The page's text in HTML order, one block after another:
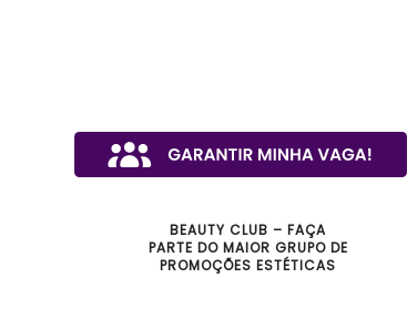
BEAUTY CLUB – FAÇA
PARTE DO MAIOR GRUPO DE
PROMOÇÕES ESTÉTICAS